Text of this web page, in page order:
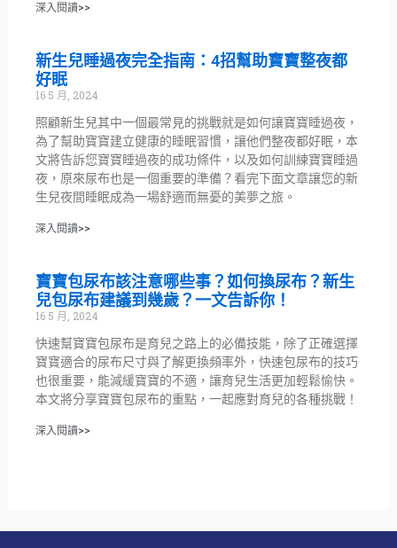
深入閱讀>>
新生兒睡過夜完全指南：4招幫助寶寶整夜都
好眠
16 5 月, 2024
照顧新生兒其中一個最常見的挑戰就是如何讓寶寶睡過夜，
為了幫助寶寶建立健康的睡眠習慣，讓他們整夜都好眠，本
文將告訴您寶寶睡過夜的成功條件，以及如何訓練寶寶睡過
夜，原來尿布也是一個重要的準備？看完下面文章讓您的新
生兒夜間睡眠成為一場舒適而無憂的美夢之旅。
深入閱讀>>
寶寶包尿布該注意哪些事？如何換尿布？新生
兒包尿布建議到幾歲？一文告訴你！
16 5 月, 2024
快速幫寶寶包尿布是育兒之路上的必備技能，除了正確選擇
寶寶適合的尿布尺寸與了解更換頻率外，快速包尿布的技巧
也很重要，能減緩寶寶的不適，讓育兒生活更加輕鬆愉快。
本文將分享寶寶包尿布的重點，一起應對育兒的各種挑戰！
深入閱讀>>